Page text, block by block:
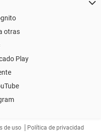
otras
Play
de uso Política de privacidad